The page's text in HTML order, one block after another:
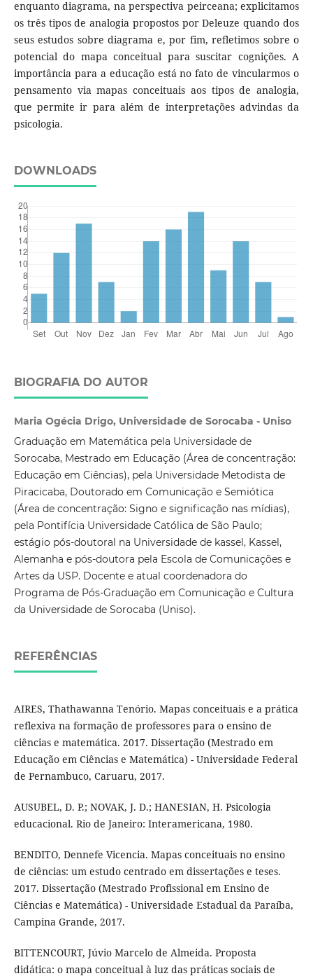
enquanto diagrama, na perspectiva peirceana; explicitamos
os três tipos de analogia propostos por Deleuze quando dos
seus estudos sobre diagrama e, por fim, refletimos sobre o
potencial do mapa conceitual para suscitar cognições. A
importância para a educação está no fato de vincularmos o
pensamento via mapas conceituais aos tipos de analogia,
que permite ir para além de interpretações advindas da
psicologia.
DOWNLOADS
BIOGRAFIA DO AUTOR
Maria Ogécia Drigo, Universidade de Sorocaba - Uniso
Graduação em Matemática pela Universidade de
Sorocaba, Mestrado em Educação (Área de concentração:
Educação em Ciências), pela Universidade Metodista de
Piracicaba, Doutorado em Comunicação e Semiótica
(Área de concentração: Signo e significação nas mídias),
pela Pontifícia Universidade Católica de São Paulo;
estágio pós-doutoral na Universidade de kassel, Kassel,
Alemanha e pós-doutora pela Escola de Comunicações e
Artes da USP. Docente e atual coordenadora do
Programa de Pós-Graduação em Comunicação e Cultura
da Universidade de Sorocaba (Uniso).
REFERÊNCIAS
AIRES, Thathawanna Tenório. Mapas conceituais e a prática
reflexiva na formação de professores para o ensino de
ciências e matemática. 2017. Dissertação (Mestrado em
Educação em Ciências e Matemática) - Universidade Federal
de Pernambuco, Caruaru, 2017.
AUSUBEL, D. P.; NOVAK, J. D.; HANESIAN, H. Psicologia
educacional. Rio de Janeiro: Interamericana, 1980.
BENDITO, Dennefe Vicencia. Mapas conceituais no ensino
de ciências: um estudo centrado em dissertações e teses.
2017. Dissertação (Mestrado Profissional em Ensino de
Ciências e Matemática) - Universidade Estadual da Paraíba,
Campina Grande, 2017.
BITTENCOURT, Júvio Marcelo de Almeida. Proposta
didática: o mapa conceitual à luz das práticas sociais de